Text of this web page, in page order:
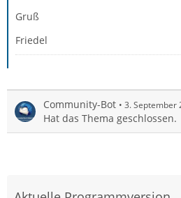
Gruß
Friedel
Community-Bot 3. September
Hat das Thema geschlossen.